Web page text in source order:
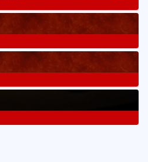
3Posts
1Posts
82Posts